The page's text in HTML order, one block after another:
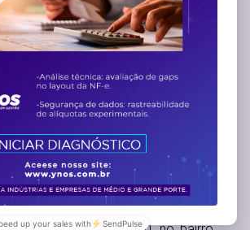
completamente toda essa
isso, assim como a nossa solidez,
e seriedade continuam presentes, a
a Ynos, continua reconhecendo
a nossa marca, relembrando
tão bem sucedida!
uma nova Ynos também na
online, nosso site está passando
de manutenção e atualização.
você pode encontrar a gente na